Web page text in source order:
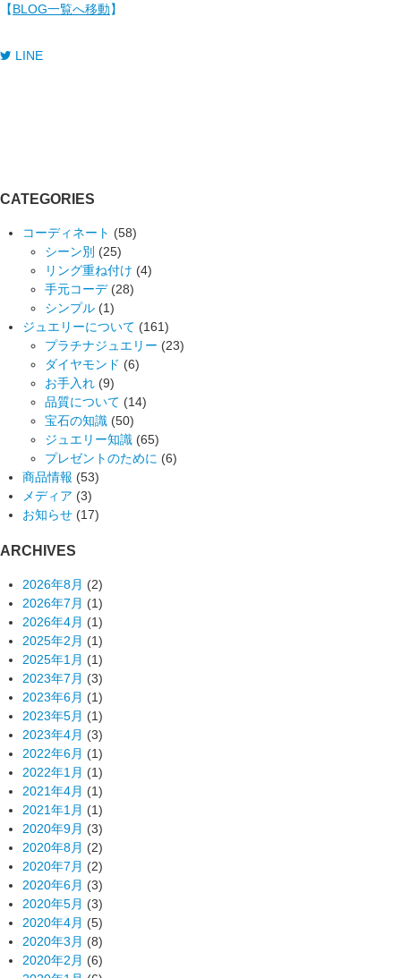
【BLOG一覧へ移動】
LINE
CATEGORIES
コーディネート (58)
シーン別 (25)
リング重ね付け (4)
手元コーデ(28)
シンプル (1)
ジュエリーについて (161)
プラチナジュエリー (23)
ダイヤモンド (6)
お手入れ (9)
品質について (14)
宝石の知識 (50)
ジュエリー知識 (65)
プレゼントのために (6)
商品情報 (53)
メディア (3)
お知らせ (17)
ARCHIVES
2026年8月 (2)
2026年7月 (1)
2026年4月 (1)
2025年2月 (1)
2025年1月 (1)
2023年7月 (3)
2023年6月 (1)
2023年5月 (1)
2023年4月 (3)
2022年6月 (1)
2022年1月 (1)
2021年4月 (1)
2021年1月 (1)
2020年9月 (3)
2020年8月 (2)
2020年7月 (2)
2020年6月 (3)
2020年5月 (3)
2020年4月 (5)
2020年3月 (8)
2020年2月 (6)